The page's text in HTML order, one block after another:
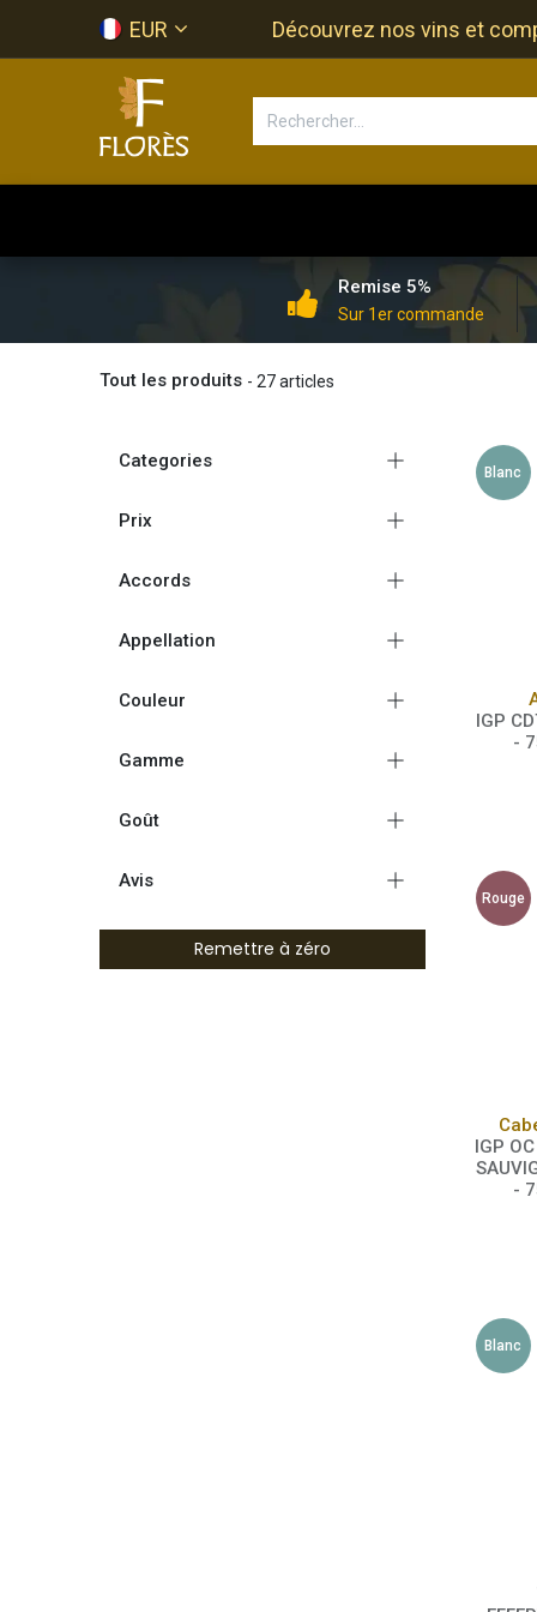
EUR Découvrez nos vins et
Remise 5%
Sur 1er commande
Tout les produits - 27 articles
Categories
Prix
Accords
Appellation
Couleur
Gamme
Goût
Avis
Remettre à zéro
Blanc
IGP
-
Rouge
IGP
-
Blanc